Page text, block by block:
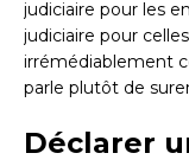
judiciaire pour les
judiciaire pour
irrémédiablement
parle plutôt de
Déclarer